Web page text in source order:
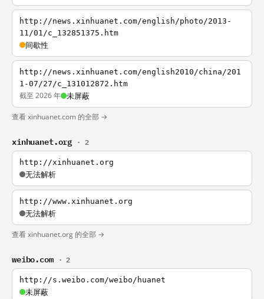
http://news.xinhuanet.com/english/photo/2013-
11/01/c_132851375.htm
间歇性
http://news.xinhuanet.com/english2010/china/201
1-07/27/c_131012872.htm
截至 2026 年 未屏蔽
查看 xinhuanet.com 的全部 →
xinhuanet.org · 2
http://xinhuanet.org
无法解析
http://www.xinhuanet.org
无法解析
查看 xinhuanet.org 的全部 →
weibo.com · 2
http://s.weibo.com/weibo/huanet
未屏蔽